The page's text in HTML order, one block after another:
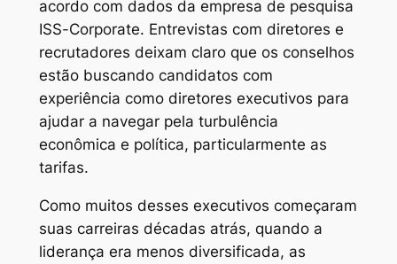
acordo com dados da empresa de pesquisa
ISS-Corporate. Entrevistas com diretores e
recrutadores deixam claro que os conselhos
estão buscando candidatos com
experiência como diretores executivos para
ajudar a navegar pela turbulência
econômica e política, particularmente as
tarifas.
Como muitos desses executivos começaram
suas carreiras décadas atrás, quando a
liderança era menos diversificada, as